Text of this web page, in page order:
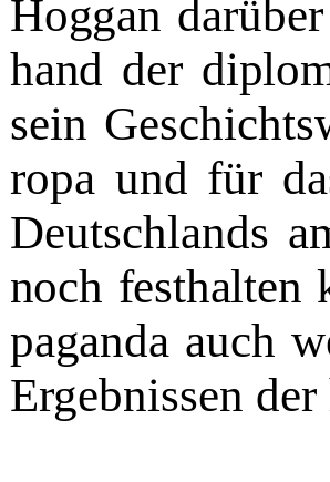
Hoggan
hand der
sein
ropa und für
Deutschlands
noch festhalten
paganda auch
Ergebnissen